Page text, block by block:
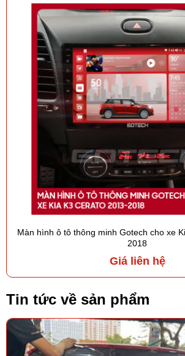
Màn hình ô tô thông minh Gotech cho xe
2018
Giá liên hệ
Tin tức về sản phẩm